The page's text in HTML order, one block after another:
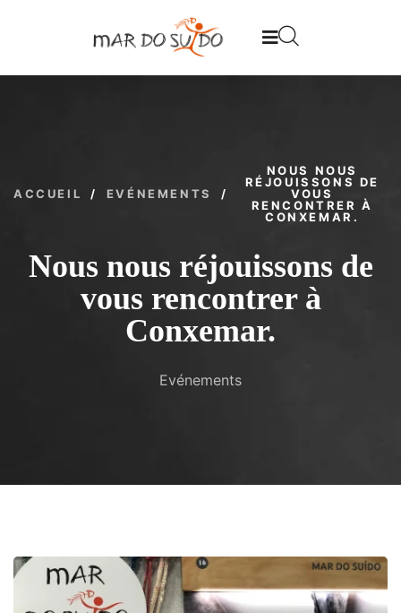
ACCUEIL / EVÉNEMENTS /
NOUS NOUS
RÉJOUISSONS DE
VOUS
RENCONTRER À
CONXEMAR.
Nous nous réjouissons de
vous rencontrer à
Conxemar.
Evénements